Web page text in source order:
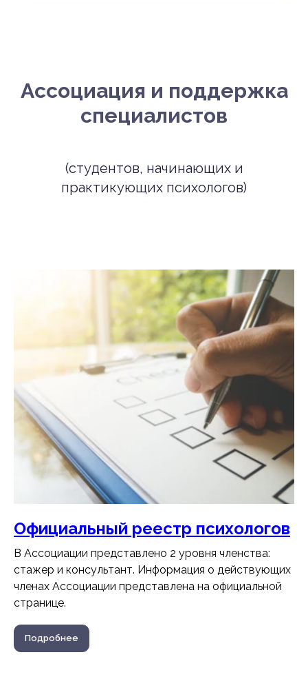
Ассоциация и поддержка
специалистов
(студентов, начинающих и
практикующих психологов)
Официальный реестр психологов
В Ассоциации представлено 2 уровня членства:
стажер и консультант. Информация о действующих
членах Ассоциации представлена на официальной
странице.
Подробнее